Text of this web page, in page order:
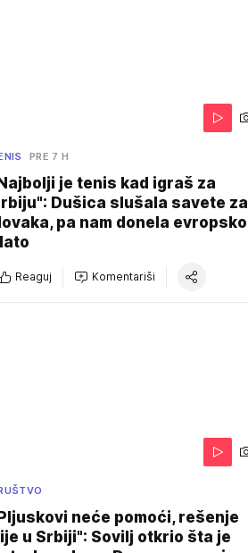
PRE 7 H
je tenis kad igraš za
Dušica slušala savete za
pa nam donela evropsko
Reaguj Komentariši
neće pomoći, rešenje
u Srbiji": Sovilj otkrio šta je